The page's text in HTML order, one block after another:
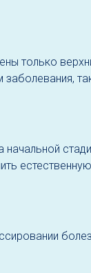
только
естественную